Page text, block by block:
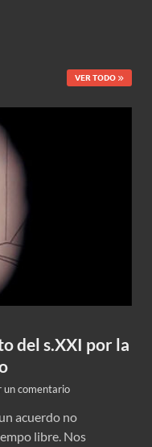
VER TODO
del s.XXI por la
un comentario
acuerdo no
libre. Nos